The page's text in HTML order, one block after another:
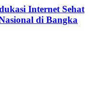
Internet Sehat
di Bangka